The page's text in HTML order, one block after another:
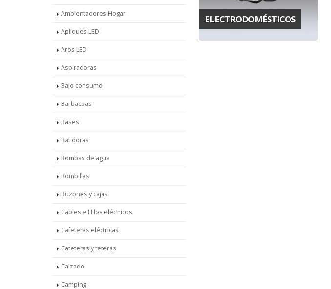
Ambientadores Hogar
Apliques LED
Aros LED
Aspiradoras
Bajo consumo
Barbacoas
Bases
Batidoras
Bombas de agua
Bombillas
Buzones y cajas
Cables e Hilos eléctricos
Cafeteras eléctricas
Cafeteras y teteras
Calzado
Camping
ELECTRODOMÉSTICOS